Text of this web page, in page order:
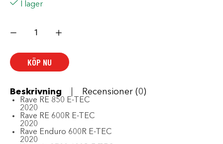
I lager
PRO
KÖP NU
Beskrivning Recensioner (0)
Rave RE 850 E-TEC
2020
Rave RE 600R E-TEC
2020
Rave Enduro 600R E-TEC
2020